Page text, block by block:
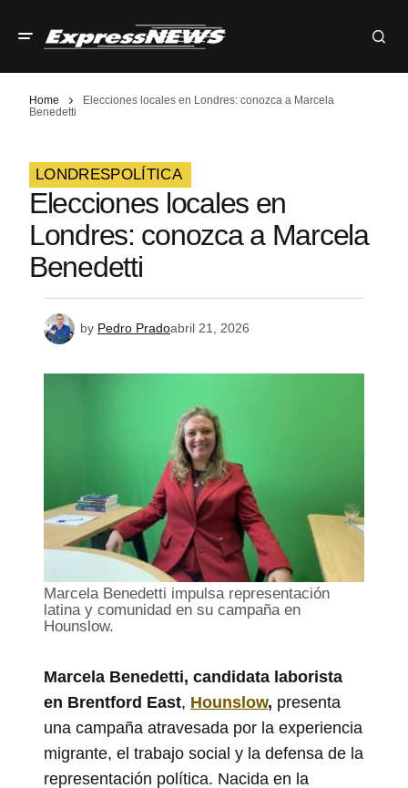
Home
Elecciones locales en Londres: conozca a Marcela
Benedetti
LONDRESPOLÍTICA
Elecciones locales en
Londres: conozca a Marcela
Benedetti
by Pedro Pradoabril 21, 2026
Marcela Benedetti impulsa representación
latina y comunidad en su campaña en
Hounslow.
Marcela Benedetti, candidata laborista
en Brentford East, Hounslow, presenta
una campaña atravesada por la experiencia
migrante, el trabajo social y la defensa de la
representación política. Nacida en la